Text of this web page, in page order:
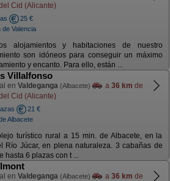
Cid (Alicante)
25 €
de Valencia
alojamientos y habitaciones de nuestro
son idóneos para conseguir un máximo
y encanto. Para ello, están ...
Villalfonso
en Valdeganga (Albacete) a 36 km de
Cid (Alicante)
21 €
Albacete
turístico rural a 15 min. de Albacete, en la
Río Júcar, en plena naturaleza. 3 cabañas de
hasta 6 plazas con t ...
en Valdeganga (Albacete) a 36 km de